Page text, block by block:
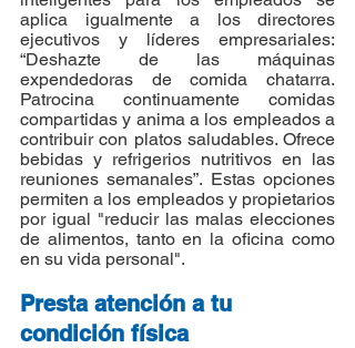
aplica igualmente a los directores
ejecutivos y líderes empresariales:
“Deshazte de las máquinas
expendedoras de comida chatarra.
Patrocina continuamente comidas
compartidas y anima a los empleados a
contribuir con platos saludables. Ofrece
bebidas y refrigerios nutritivos en las
reuniones semanales”. Estas opciones
permiten a los empleados y propietarios
por igual "reducir las malas elecciones
de alimentos, tanto en la oficina como
en su vida personal".
Presta atención a tu
condición física